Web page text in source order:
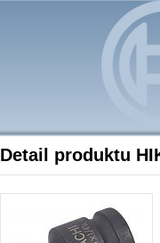
Detail produktu